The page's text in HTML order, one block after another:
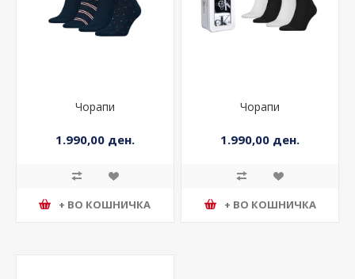
Чорапи
1.990,00 ден.
+ ВО КОШНИЧКА
Чорапи
1.990,00 ден.
+ ВО КОШНИЧКА